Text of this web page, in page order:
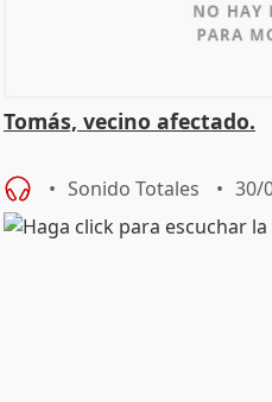
Tomás, vecino afectado.
Sonido Totales 30/